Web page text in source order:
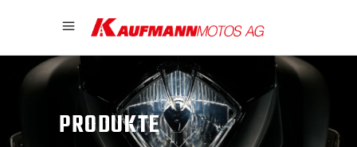
PRODUKTE